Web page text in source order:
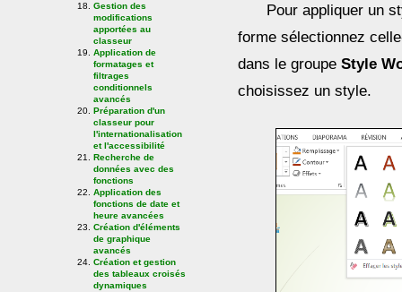
Gestion des
modifications
apportées au
classeur
Application de
formatages et
filtrages
conditionnels
avancés
Préparation d'un
classeur pour
l'internationalisation
et l'accessibilité
Recherche de
données avec des
fonctions
Application des
fonctions de date et
heure avancées
Création d'éléments
de graphique
avancés
Création et gestion
des tableaux croisés
dynamiques
Pour appliquer un
forme sélectionnez
dans le groupeStyle
choisissez un style.